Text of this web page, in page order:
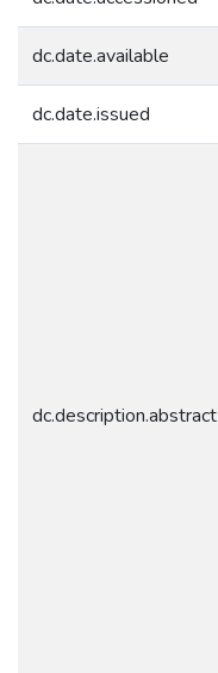
dc.date.available
dc.date.issued
dc.description.abstract